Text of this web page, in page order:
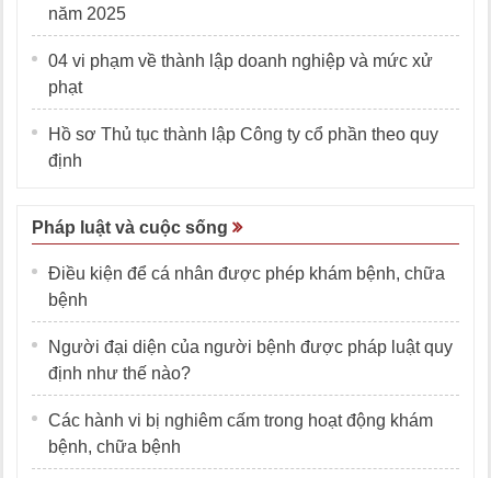
năm 2025
04 vi phạm về thành lập doanh nghiệp và mức xử
phạt
Hồ sơ Thủ tục thành lập Công ty cổ phần theo quy
định
Pháp luật và cuộc sống
Điều kiện để cá nhân được phép khám bệnh, chữa
bệnh
Người đại diện của người bệnh được pháp luật quy
định như thế nào?
Các hành vi bị nghiêm cấm trong hoạt động khám
bệnh, chữa bệnh